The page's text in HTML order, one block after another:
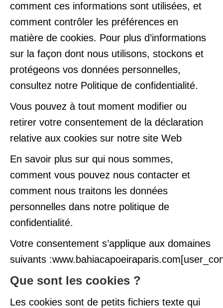
fenêtrefenêtre
comment ces informations sont utilisées, et
comment contrôler les préférences en
matière de cookies. Pour plus d’informations
sur la façon dont nous utilisons, stockons et
protégeons vos données personnelles,
consultez notre Politique de confidentialité.
Vous pouvez à tout moment modifier ou
retirer votre consentement de la déclaration
relative aux cookies sur notre site Web
En savoir plus sur qui nous sommes,
comment vous pouvez nous contacter et
comment nous traitons les données
personnelles dans notre politique de
confidentialité.
Votre consentement s’applique aux domaines
suivants
Que sont les cookies ?
Les cookies sont de petits fichiers texte qui